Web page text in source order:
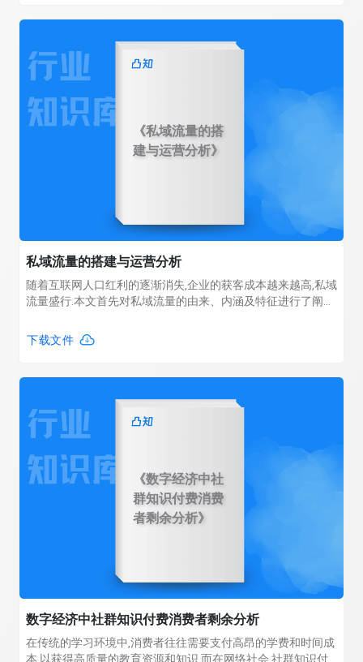
《私域流量的搭
建与运营分析》
私域流量的搭建与运营分析
随着互联网人口红利的逐渐消失,企业的获客成本越来越高,私域
流量盛行.本文首先对私域流量的由来、内涵及特征进行了阐述;
域流量矩阵、视频平台和社区平台引流、官网和APP引流;最后
从内容优化、品牌口碑、客户关系维护等方面,对私域流量运营
下载文件
《数字经济中社
群知识付费消费
者剩余分析》
数字经济中社群知识付费消费者剩余分析
在传统的学习环境中,消费者往往需要支付高昂的学费和时间成
本,以获得高质量的教育资源和知识.而在网络社会,社群知识付